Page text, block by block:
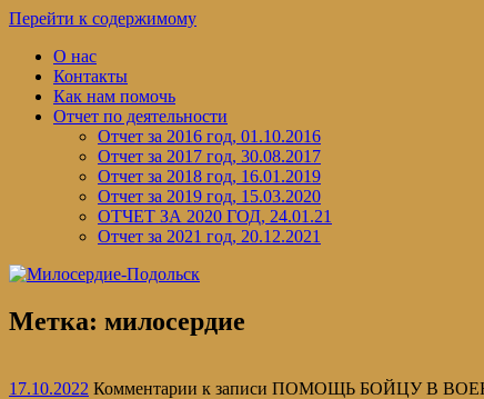
Перейти к содержимому
О нас
Контакты
Как нам помочь
Отчет по деятельности
Отчет за 2016 год, 01.10.2016
Отчет за 2017 год, 30.08.2017
Отчет за 2018 год, 16.01.2019
Отчет за 2019 год, 15.03.2020
ОТЧЕТ ЗА 2020 ГОД, 24.01.21
Отчет за 2021 год, 20.12.2021
Метка: милосердие
17.10.2022 Комментарии к записи ПОМОЩЬ БОЙЦУ В